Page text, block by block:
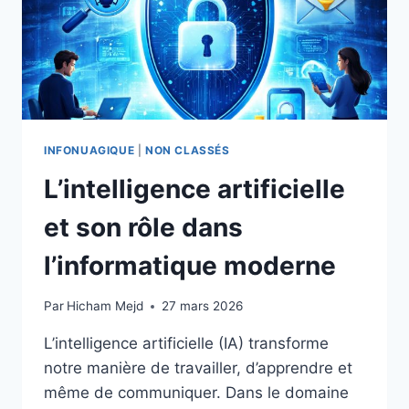
INFONUAGIQUE NON CLASSÉS
L’intelligence artificielle
et son rôle dans
l’informatique moderne
Par Hicham Mejd 27 mars 2026
L’intelligence artificielle (IA) transforme
notre manière de travailler, d’apprendre et
même de communiquer. Dans le domaine